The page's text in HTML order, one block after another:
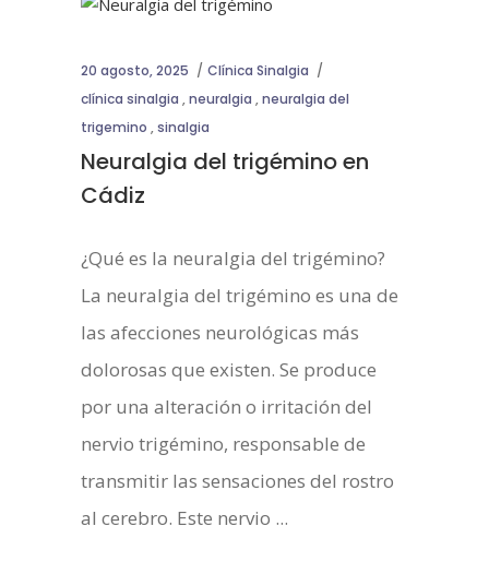
20 agosto, 2025
Clínica Sinalgia
clínica sinalgia ,neuralgia ,neuralgia del
trigemino ,sinalgia
Neuralgia del trigémino en
Cádiz
¿Qué es la neuralgia del trigémino?
La neuralgia del trigémino es una de
las afecciones neurológicas más
dolorosas que existen. Se produce
por una alteración o irritación del
nervio trigémino, responsable de
transmitir las sensaciones del rostro
al cerebro. Este nervio